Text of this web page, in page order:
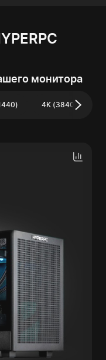
монитора
4K (3840x2160)